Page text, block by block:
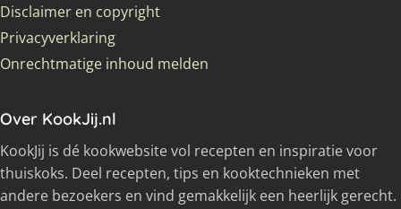
Disclaimer en copyright
Privacyverklaring
Onrechtmatige inhoud melden
Over KookJij.nl
KookJij is dé kookwebsite vol recepten en inspiratie voor
thuiskoks. Deel recepten, tips en kooktechnieken met
andere bezoekers en vind gemakkelijk een heerlijk gerecht.